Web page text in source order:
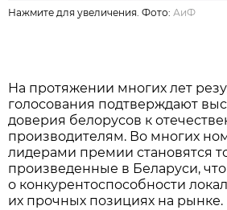
Нажмите для увеличения. Фото:АиФ
На протяжении многих лет
голосования подтверждают
доверия белорусов к
производителям. Во многих
лидерами премии становятся
произведенные в Беларуси, что
о конкурентоспособности
их прочных позициях на рынке.